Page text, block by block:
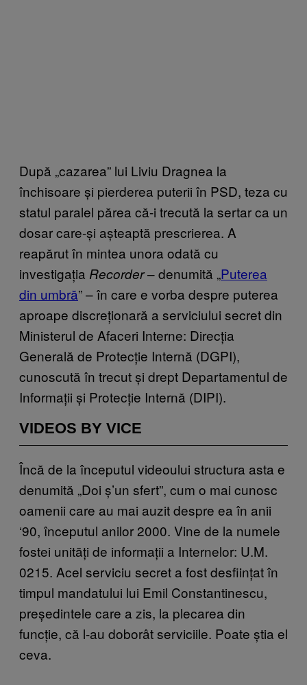
După „cazarea” lui Liviu Dragnea la
închisoare și pierderea puterii în PSD, teza cu
statul paralel părea că-i trecută la sertar ca un
dosar care-și așteaptă prescrierea. A
reapărut în mintea unora odată cu
investigația Recorder– denumită „Puterea
din umbră” – în care e vorba despre puterea
aproape discreționară a serviciului secret din
Ministerul de Afaceri Interne: Direcția
Generală de Protecție Internă (DGPI),
cunoscută în trecut și drept Departamentul de
Informații și Protecție Internă (DIPI).
VIDEOS BY VICE
Încă de la începutul videoului structura asta e
denumită „Doi ș’un sfert”, cum o mai cunosc
oamenii care au mai auzit despre ea în anii
‘90, începutul anilor 2000. Vine de la numele
fostei unități de informații a Internelor: U.M.
0215. Acel serviciu secret a fost desființat în
timpul mandatului lui Emil Constantinescu,
președintele care a zis, la plecarea din
funcție, că l-au doborât serviciile. Poate știa el
ceva.